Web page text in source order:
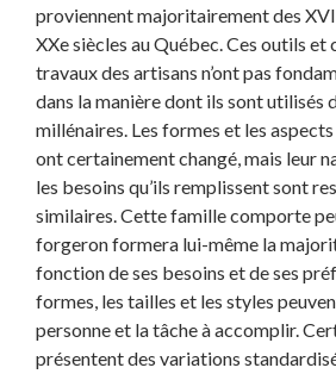
proviennent majoritairement des
XXe siècles au Québec. Ces outils et
travaux des artisans n’ont pas
dans la manière dont ils sont utilisés
millénaires. Les formes et les
ont certainement changé, mais leur
les besoins qu’ils remplissent sont
similaires. Cette famille comporte
forgeron formera lui-même la
fonction de ses besoins et de ses
formes, les tailles et les styles
personne et la tâche à accomplir.
présentent des variations